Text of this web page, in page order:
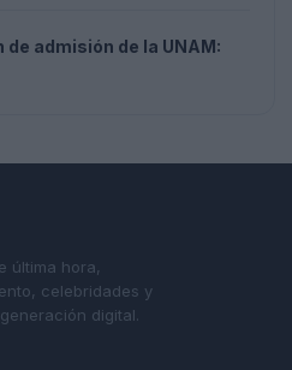
de admisión de la UNAM:
última hora,
celebridades y
digital.